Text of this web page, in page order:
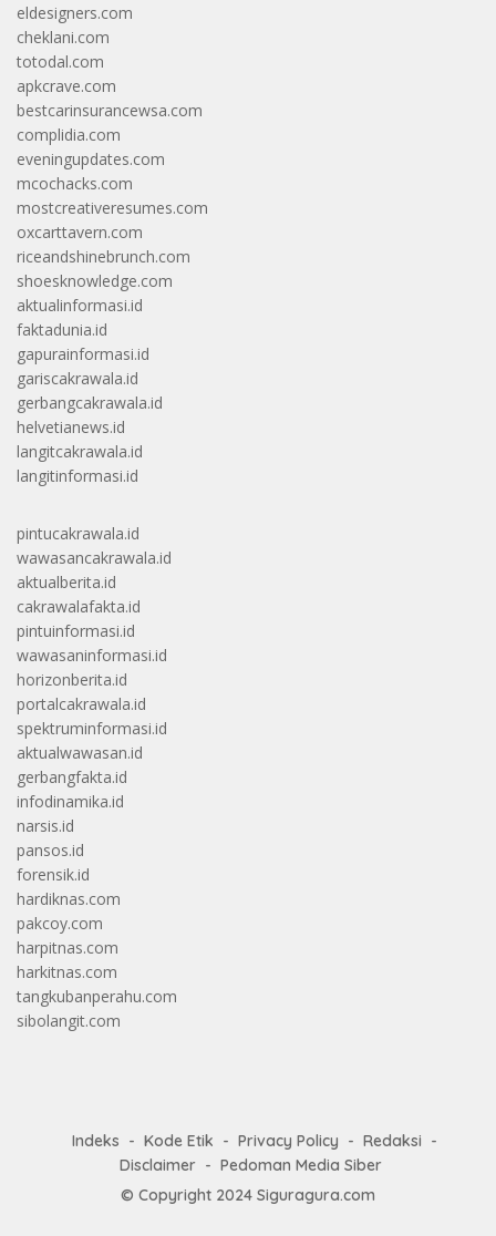
eldesigners.com
cheklani.com
totodal.com
apkcrave.com
bestcarinsurancewsa.com
complidia.com
eveningupdates.com
mcochacks.com
mostcreativeresumes.com
oxcarttavern.com
riceandshinebrunch.com
shoesknowledge.com
aktualinformasi.id
faktadunia.id
gapurainformasi.id
gariscakrawala.id
gerbangcakrawala.id
helvetianews.id
langitcakrawala.id
langitinformasi.id
pintucakrawala.id
wawasancakrawala.id
aktualberita.id
cakrawalafakta.id
pintuinformasi.id
wawasaninformasi.id
horizonberita.id
portalcakrawala.id
spektruminformasi.id
aktualwawasan.id
gerbangfakta.id
infodinamika.id
narsis.id
pansos.id
forensik.id
hardiknas.com
pakcoy.com
harpitnas.com
harkitnas.com
tangkubanperahu.com
sibolangit.com
Indeks Kode Etik Privacy Policy
Redaksi
Disclaimer
Pedoman Media Siber
© Copyright 2024 Siguragura.com